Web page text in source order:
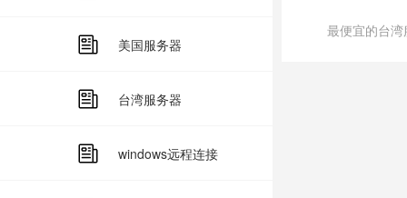
美国服务器
台湾服务器
windows远程连接
最便宜的台